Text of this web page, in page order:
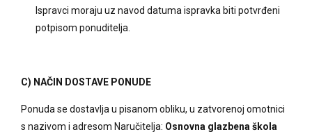
Ispravci moraju uz navod datuma ispravka biti potvrđeni
potpisom ponuditelja.
C) NAČIN DOSTAVE PONUDE
Ponuda se dostavlja u pisanom obliku, u zatvorenoj omotnici
s nazivom i adresom Naručitelja: Osnovna glazbena škola